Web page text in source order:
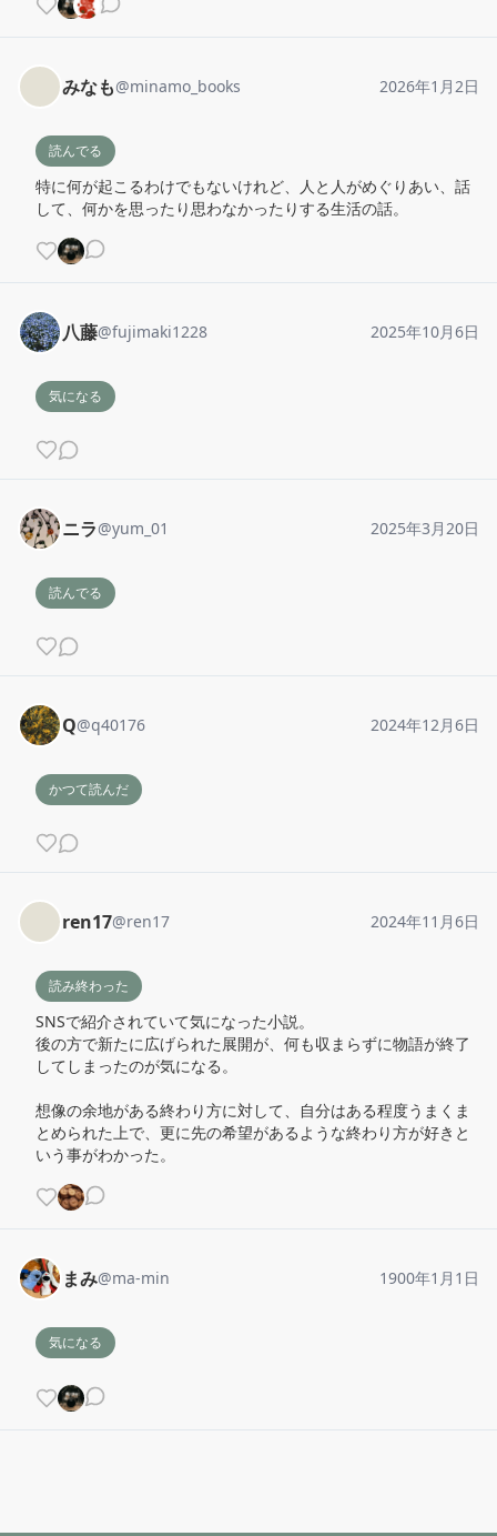
みなも@minamo_books 2026年1月2日
読んでる
特に何が起こるわけでもないけれど、人と人がめぐりあい、話
して、何かを思ったり思わなかったりする生活の話。
八藤@fujimaki1228 2025年10月6日
気になる
ニラ@yum_01 2025年3月20日
読んでる
Q@q40176 2024年12月6日
かつて読んだ
ren17@ren17 2024年11月6日
読み終わった
SNSで紹介されていて気になった小説。
後の方で新たに広げられた展開が、何も収まらずに物語が終了
してしまったのが気になる。
想像の余地がある終わり方に対して、自分はある程度うまくま
とめられた上で、更に先の希望があるような終わり方が好きと
いう事がわかった。
まみ@ma-min 1900年1月1日
気になる